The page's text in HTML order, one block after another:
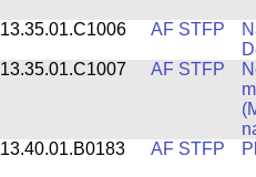
13.35.01.C1006 AF STFP
13.35.01.C1007
AF STFP
13.40.01.B0183
AF STFP